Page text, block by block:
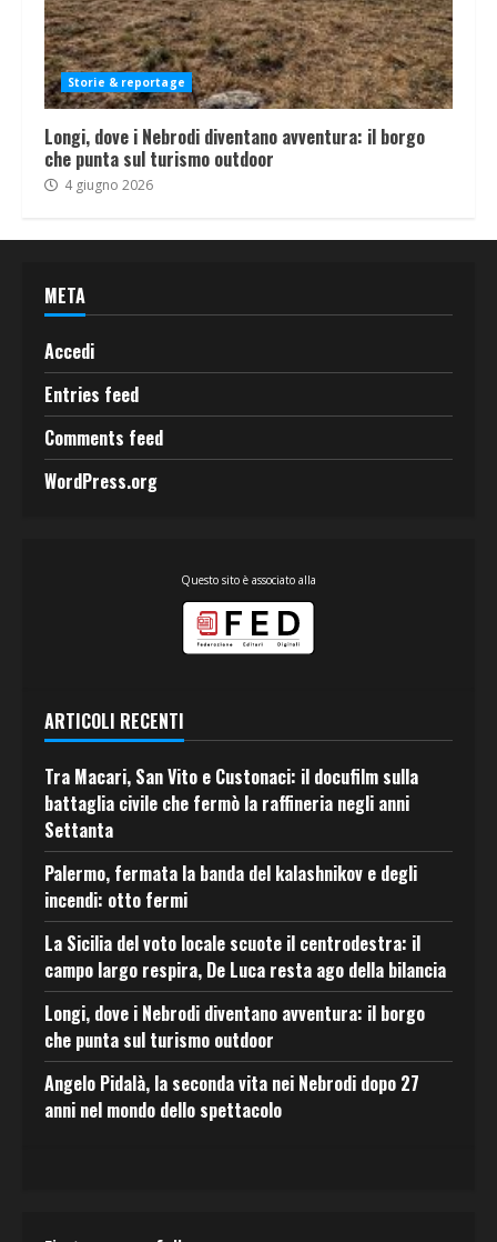
Storie & reportage
Longi, dove i Nebrodi diventano avventura: il borgo
che punta sul turismo outdoor
4 giugno 2026
META
Accedi
Entries feed
Comments feed
WordPress.org
Questo sito è associato alla
ARTICOLI RECENTI
Tra Macari, San Vito e Custonaci: il docufilm sulla
battaglia civile che fermò la raffineria negli anni
Settanta
Palermo, fermata la banda del kalashnikov e degli
incendi: otto fermi
La Sicilia del voto locale scuote il centrodestra: il
campo largo respira, De Luca resta ago della bilancia
Longi, dove i Nebrodi diventano avventura: il borgo
che punta sul turismo outdoor
Angelo Pidalà, la seconda vita nei Nebrodi dopo 27
anni nel mondo dello spettacolo